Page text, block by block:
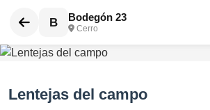
B Bodegón 23
Cerro
Lentejas del campo